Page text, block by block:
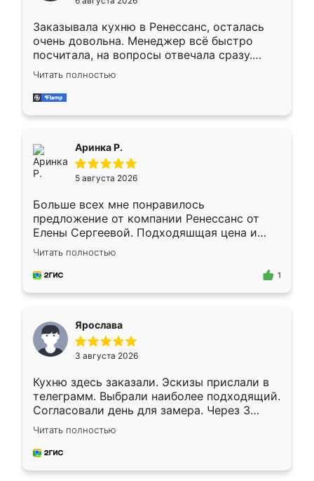
мебели буду заказывать только здесь.
Заказывала кухню в Ренессанс, осталась
очень довольна. Менеджер всё быстро
посчитала, на вопросы отвечала сразу.
Замерщик приехал в субботу, подошёл к
делу со всей ответственностью. Собрали
за день, ребята работали аккуратно, даже
Читать полностью
Аринка Р.
5 августа 2026
Больше всех мне понравилось
предложение от компании Ренессанс от
Елены Сергеевой. Подходяшщая цена и
короткие сроки изготовления. Приехавший
для замера сотрудник Владислав
предложил по моему эскизу самый
Читать полностью
1
Ярослава
3 августа 2026
Кухню здесь заказали. Эскизы прислали в
телеграмм. Выбрали наиболее подходящий.
Согласовали день для замера. Через 3
недели кухня была уже готова. Остались
довольны работой. Спасибо Ренессанс
мебель за качественную работу!
Читать полностью